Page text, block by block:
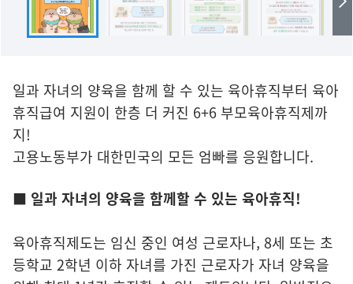
일과 자녀의 양육을 함께 할 수 있는 육아휴직부터 육아
휴직급여 지원이 한층 더 커진 6+6 부모육아휴직제까
지!
고용노동부가 대한민국의 모든 엄빠를 응원합니다.
■ 일과 자녀의 양육을 함께할 수 있는 육아휴직!
육아휴직제도는 임신 중인 여성 근로자나, 8세 또는 초
등학교 2학년 이하 자녀를 가진 근로자가 자녀 양육을